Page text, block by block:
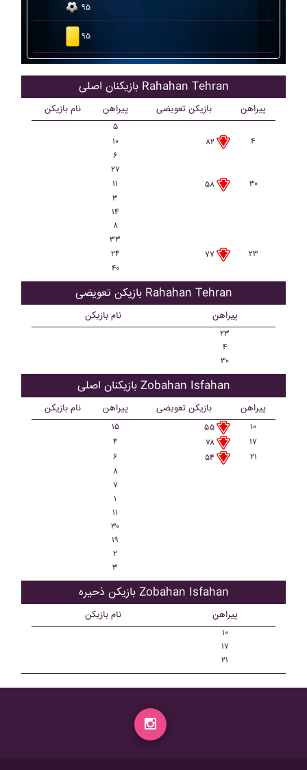
۹۵
۹۵
بازیکنان اصلی Rahahan Tehran
نام بازیکن پیراهن بازیکن تعویضی پیراهن
۵
۱۰
۸۲
۴
۶
۲۷
۱۱
۵۸
۳۰
۳
۱۴
۸
۳۳
۲۴
۷۷
۲۳
۴۰
بازیکن تعویضی Rahahan Tehran
نام بازیکن پیراهن
۲۳
۴
۳۰
بازیکنان اصلی Zobahan Isfahan
نام بازیکن پیراهن بازیکن تعویضی پیراهن
۱۵ ۵۵
۱۰
۴
۷۸
۱۷
۶
۵۴
۲۱
۸
۷
۱
۱۱
۳۰
۱۹
۲
۳
بازیکن ذحیره Zobahan Isfahan
نام بازیکن پیراهن
۱۰
۱۷
۲۱